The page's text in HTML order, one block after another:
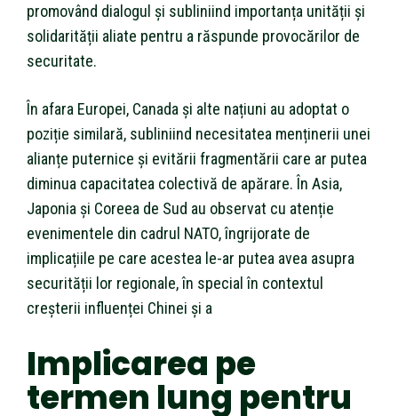
promovând dialogul și subliniind importanța unității și
solidarității aliate pentru a răspunde provocărilor de
securitate.
În afara Europei, Canada și alte națiuni au adoptat o
poziție similară, subliniind necesitatea menținerii unei
alianțe puternice și evitării fragmentării care ar putea
diminua capacitatea colectivă de apărare. În Asia,
Japonia și Coreea de Sud au observat cu atenție
evenimentele din cadrul NATO, îngrijorate de
implicațiile pe care acestea le-ar putea avea asupra
securității lor regionale, în special în contextul
creșterii influenței Chinei și a
Implicarea pe
termen lung pentru